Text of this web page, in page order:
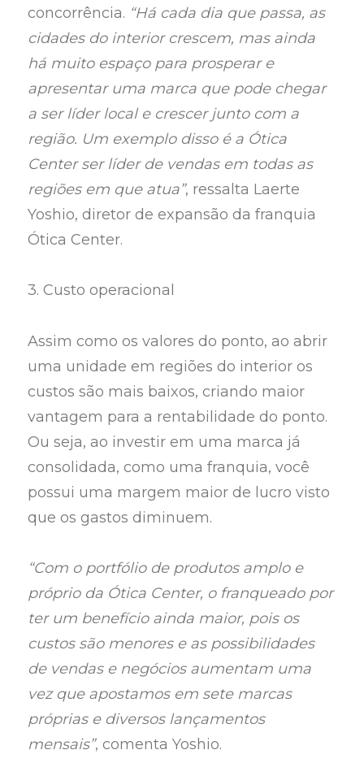
concorrência. “Há cada dia que passa, as
cidades do interior crescem, mas ainda
há muito espaço para prosperar e
apresentar uma marca que pode chegar
a ser líder local e crescer junto com a
região. Um exemplo disso é a Ótica
Center ser líder de vendas em todas as
regiões em que atua”, ressalta Laerte
Yoshio, diretor de expansão da franquia
Ótica Center.
3. Custo operacional
Assim como os valores do ponto, ao abrir
uma unidade em regiões do interior os
custos são mais baixos, criando maior
vantagem para a rentabilidade do ponto.
Ou seja, ao investir em uma marca já
consolidada, como uma franquia, você
possui uma margem maior de lucro visto
que os gastos diminuem.
“Com o portfólio de produtos amplo e
próprio da Ótica Center, o franqueado por
ter um benefício ainda maior, pois os
custos são menores e as possibilidades
de vendas e negócios aumentam uma
vez que apostamos em sete marcas
próprias e diversos lançamentos
mensais”, comenta Yoshio.